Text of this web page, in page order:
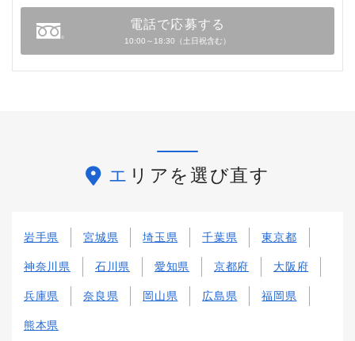
電話で応募する
10:00～18:30（土日祝含む）
エリアを選び直す
岩手県 宮城県 埼玉県 千葉県 東京都
神奈川県 石川県 愛知県 京都府 大阪府
兵庫県 奈良県 岡山県 広島県 福岡県
熊本県